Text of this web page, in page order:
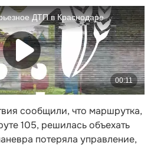
сообщили, что маршрутка,
105, решилась объехать
потеряла управление,